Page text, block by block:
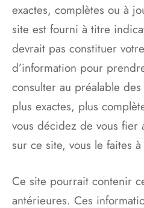
exactes, complètes ou à
site est fourni à titre
devrait pas constituer
d’information pour
consulter au préalable
plus exactes, plus
vous décidez de vous fier
sur ce site, vous le faites
Ce site pourrait contenir
antérieures. Ces